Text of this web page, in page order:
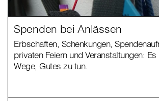
Spenden bei Anlässen
Erbschaften, Schenkungen,
privaten Feiern und Veranstaltungen:
Wege, Gutes zu tun.